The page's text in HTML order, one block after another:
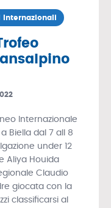
Internazionali
Internazionale
Biella dal 7 all 8
under 12
Aliya Houida
Claudio
giocata con la
classificarsi al